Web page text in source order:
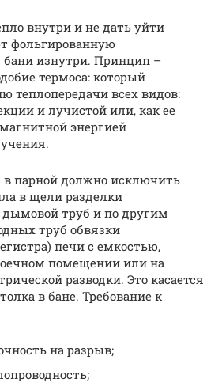
внутри и не дать уйти
фольгированную
изнутри. Принцип –
термоса: который
теплопередачи всех видов:
и лучистой или, как ее
энергией
в парной должно исключить
в щели разделки
труб и по другим
труб обвязки
печи с емкостью,
помещении или на
разводки. Это касается
в бане. Требование к
на разрыв;